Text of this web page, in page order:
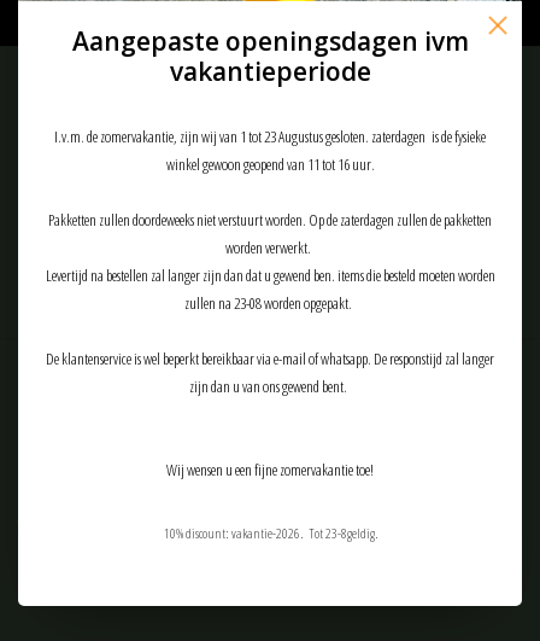
Meld je aan voor onze nieuwsbrief:
ABONNEER
Tactical Airsoft Gear (TAG-Shop)
Aangepaste openingsdagen ivm
vakantieperiode
I.v.m. de zomervakantie, zijn wij van 1 tot 23 Augustus gesloten. zaterdagen is de fysieke
winkel gewoon geopend van 11 tot 16 uur.
Pakketten zullen doordeweeks niet verstuurt worden. Op de zaterdagen zullen de pakketten
worden verwerkt.
Levertijd na bestellen zal langer zijn dan dat u gewend ben. items die besteld moeten worden
zullen na 23-08 worden opgepakt.
De klantenservice is wel beperkt bereikbaar via e-mail of whatsapp. De responstijd zal langer
zijn dan u van ons gewend bent.
Wij wensen u een fijne zomervakantie toe!
10% discount: vakantie-2026. Tot 23-8geldig.